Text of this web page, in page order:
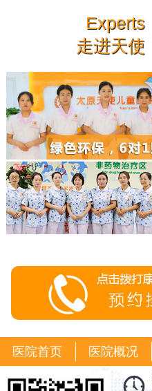
Experts
走进天使
医院首页 医院概况